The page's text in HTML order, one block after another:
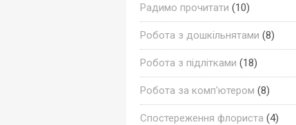
Радимо прочитати (10)
Робота з дошкільнятами (8)
Робота з підлітками (18)
Робота за комп'ютером (8)
Спостереження флориста (4)